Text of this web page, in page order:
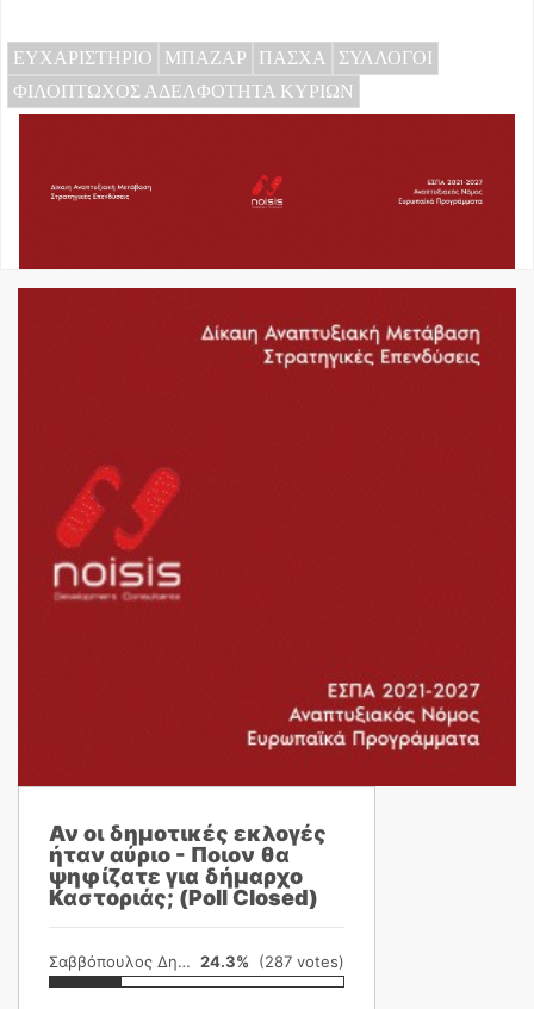
ΕΥΧΑΡΙΣΤΗΡΙΟ ΜΠΑΖΑΡ ΠΑΣΧΑ
ΣΥΛΛΟΓΟΙ
ΦΙΛΟΠΤΩΧΟΣ ΑΔΕΛΦΟΤΗΤΑ ΚΥΡΙΩΝ
Αν οι δημοτικές εκλογές
ήταν αύριο - Ποιον θα
ψηφίζατε για δήμαρχο
Καστοριάς; (Poll Closed)
Σαββόπουλος Δημήτρης 24.3% (287 votes)